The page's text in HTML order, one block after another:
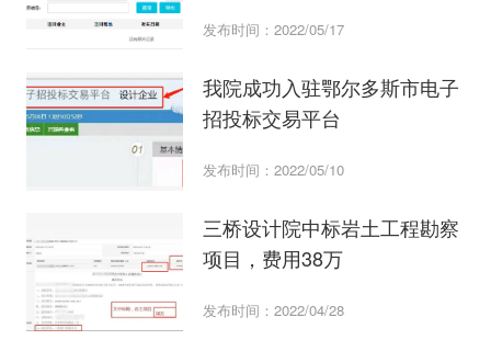
发布时间：2022/05/17
我院成功入驻鄂尔多斯市电子
招投标交易平台
发布时间：2022/05/10
三桥设计院中标岩土工程勘察
项目，费用38万
发布时间：2022/04/28